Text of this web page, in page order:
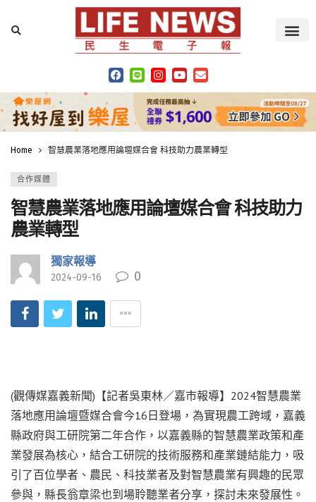
Home 智慧農業落地應用論壇媒合會 科技助力農業轉型
合作媒體
智慧農業落地應用論壇媒合會 科技助力
農業轉型
獨家報導
2024-09-16 0
(觀傳媒嘉義新聞)【記者吳東林／嘉市報導】2024智慧農業
落地應用論壇暨媒合會今16日登場，為實現農工跨域，嘉義
縣政府與工研院第二年合作，以嘉義縣的智慧農業政策和產
業發展為核心，結合工研院的技術服務和產業鏈結能力，吸
引了百位學者、農民、科技業者及對智慧農業有興趣的民眾
參與，縣長翁章梁也到場聆聽業者分享，探討未來發展性。